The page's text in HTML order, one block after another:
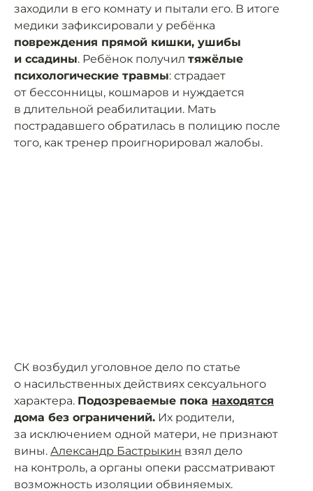
заходили в его комнату и пытали его. В итоге
медики зафиксировали у ребёнка
повреждения прямой кишки, ушибы
и ссадины. Ребёнок получил тяжёлые
психологические травмы: страдает
от бессонницы, кошмаров и нуждается
в длительной реабилитации. Мать
пострадавшего обратилась в полицию после
того, как тренер проигнорировал жалобы.
СК возбудил уголовное дело по статье
о насильственных действиях сексуального
характера. Подозреваемые пока находятся
дома без ограничений. Их родители,
за исключением одной матери, не признают
вины. Александр Бастрыкин взял дело
на контроль, а органы опеки рассматривают
возможность изоляции обвиняемых.